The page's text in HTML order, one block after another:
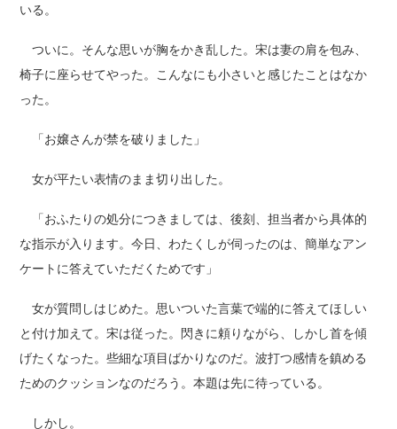
いる。
ついに。そんな思いが胸をかき乱した。宋は妻の肩を包み、
椅子に座らせてやった。こんなにも小さいと感じたことはなか
った。
「お嬢さんが禁を破りました」
女が平たい表情のまま切り出した。
「おふたりの処分につきましては、後刻、担当者から具体的
な指示が入ります。今日、わたくしが伺ったのは、簡単なアン
ケートに答えていただくためです」
女が質問しはじめた。思いついた言葉で端的に答えてほしい
と付け加えて。宋は従った。閃きに頼りながら、しかし首を傾
げたくなった。些細な項目ばかりなのだ。波打つ感情を鎮める
ためのクッションなのだろう。本題は先に待っている。
しかし。